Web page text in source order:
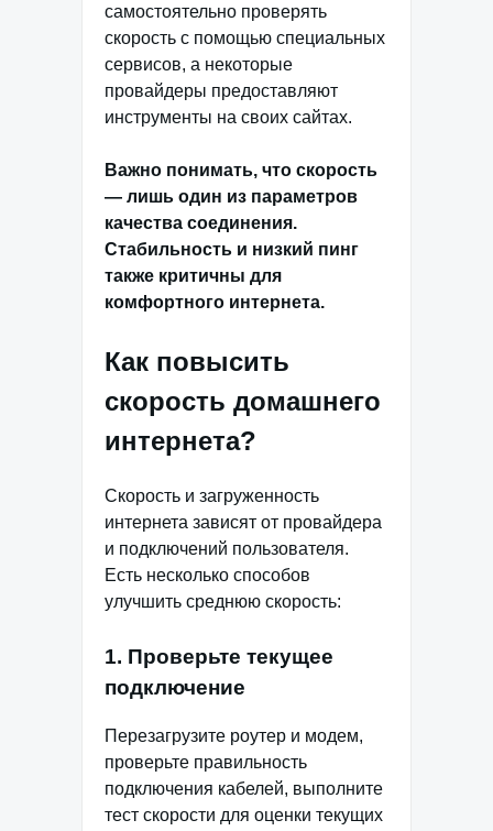
самостоятельно проверять
скорость с помощью специальных
сервисов, а некоторые
провайдеры предоставляют
инструменты на своих сайтах.
Важно понимать, что скорость
— лишь один из параметров
качества соединения.
Стабильность и низкий пинг
также критичны для
комфортного интернета.
Как повысить
скорость домашнего
интернета?
Скорость и загруженность
интернета зависят от провайдера
и подключений пользователя.
Есть несколько способов
улучшить среднюю скорость:
1. Проверьте текущее
подключение
Перезагрузите роутер и модем,
проверьте правильность
подключения кабелей, выполните
тест скорости для оценки текущих